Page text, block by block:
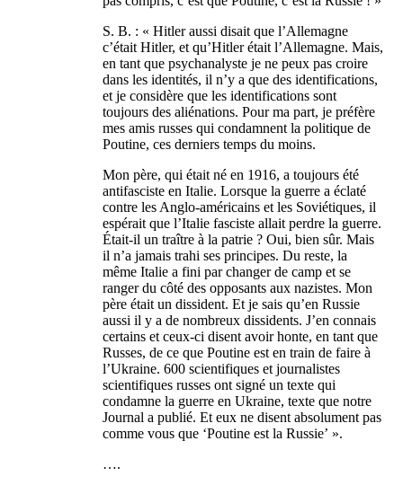
S. B. : « Hitler aussi disait que l’Allemagne
c’était Hitler, et qu’Hitler était l’Allemagne. Mais,
en tant que psychanalyste je ne peux pas croire
dans les identités, il n’y a que des identifications,
et je considère que les identifications sont
toujours des aliénations. Pour ma part, je préfère
mes amis russes qui condamnent la politique de
Poutine, ces derniers temps du moins.
Mon père, qui était né en 1916, a toujours été
antifasciste en Italie. Lorsque la guerre a éclaté
contre les Anglo-américains et les Soviétiques, il
espérait que l’Italie fasciste allait perdre la guerre.
Était-il un traître à la patrie ? Oui, bien sûr. Mais
il n’a jamais trahi ses principes. Du reste, la
même Italie a fini par changer de camp et se
ranger du côté des opposants aux nazistes. Mon
père était un dissident. Et je sais qu’en Russie
aussi il y a de nombreux dissidents. J’en connais
certains et ceux-ci disent avoir honte, en tant que
Russes, de ce que Poutine est en train de faire à
l’Ukraine. 600 scientifiques et journalistes
scientifiques russes ont signé un texte qui
condamne la guerre en Ukraine, texte que notre
Journal a publié. Et eux ne disent absolument pas
comme vous que ‘Poutine est la Russie’ ».
….